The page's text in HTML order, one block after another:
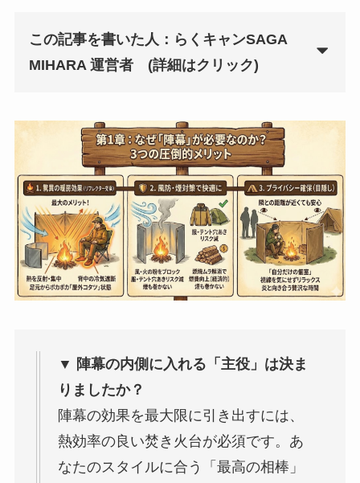
この記事を書いた人：らくキャンSAGA
MIHARA 運営者
(詳細はクリック)
▼ 陣幕の内側に入れる「主役」は決ま
りましたか？
陣幕の効果を最大限に引き出すには、
熱効率の良い焚き火台が必須です。あ
なたのスタイルに合う「最高の相棒」